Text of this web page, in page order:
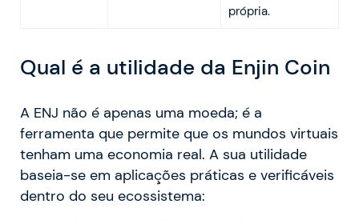
própria.
Qual é a utilidade da Enjin Coin
A ENJ não é apenas uma moeda; é a
ferramenta que permite que os mundos virtuais
tenham uma economia real. A sua utilidade
baseia-se em aplicações práticas e verificáveis
dentro do seu ecossistema: